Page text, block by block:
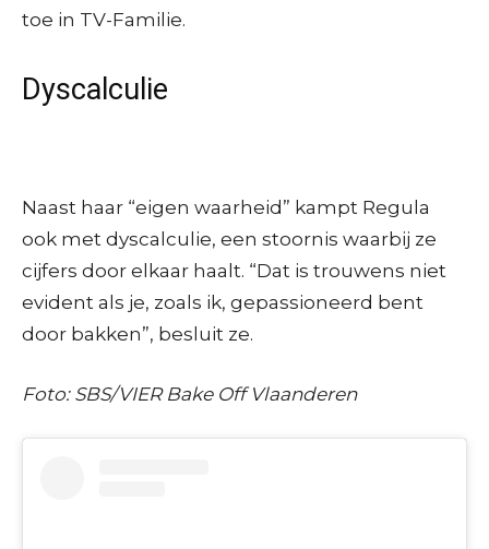
toe in TV-Familie.
Dyscalculie
Naast haar “eigen waarheid” kampt Regula
ook met dyscalculie, een stoornis waarbij ze
cijfers door elkaar haalt. “Dat is trouwens niet
evident als je, zoals ik, gepassioneerd bent
door bakken”, besluit ze.
Foto: SBS/VIER Bake Off Vlaanderen